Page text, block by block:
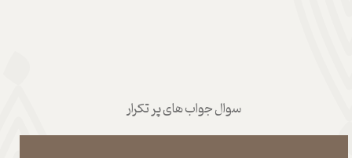
سوال جواب های پر تکرار